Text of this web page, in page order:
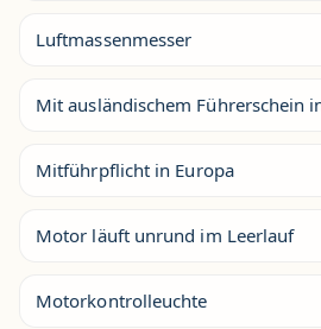
Luftmassenmesser
Mit ausländischem Führerschein
Mitführpflicht in Europa
Motor läuft unrund im Leerlauf
Motorkontrolleuchte